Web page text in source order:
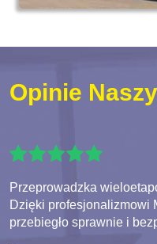
Opinie
Przeprowadzka
Dzięki profesjonalizmowi
przebiegło sprawnie i